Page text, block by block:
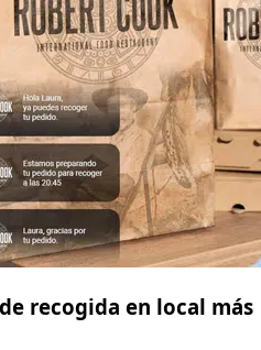
recogida en local más